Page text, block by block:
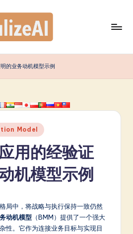
的业务动机模型示例
Model
用的经验证
机模型示例
局中，将战略与执行保持一致仍然
动机模型 （BMM）提供了一个强大
性。它作为连接业务目标与实现目